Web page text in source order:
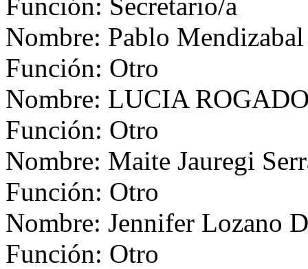
Nombre: Pablo
Función: Otro
Nombre: LUCIA
Función: Otro
Nombre: Maite Jauregi
Función: Otro
Nombre: Jennifer Lozano
Función: Otro